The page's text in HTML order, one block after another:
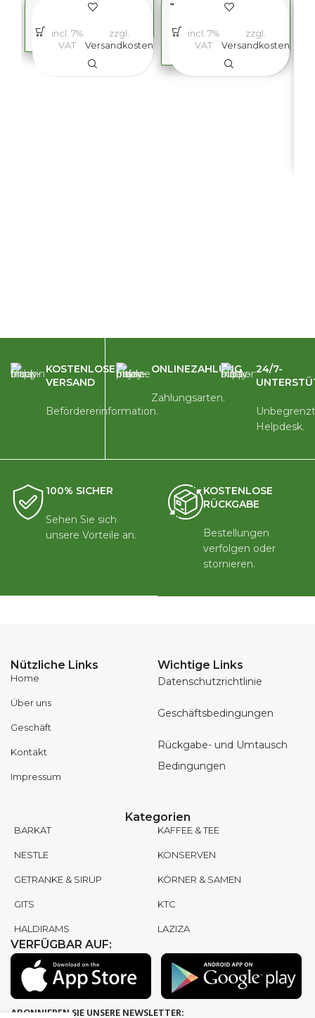
TRS URID DAL 500G
1,99
incl. 7%
VAT
zzgl.
Versandkosten
TRS URID DAL CHILKA
1,49€
incl. 7%
VAT
zzgl.
Versandkosten
KOSTENLOSER
VERSAND
Befördererinformation.
ONLINEZAHLUNG
Zahlungsarten.
24/7-
Helpdesk.
100% SICHER
Sehen Sie sich
unsere Vorteile an.
KOSTENLOSE
RÜCKGABE
Bestellungen
verfolgen oder
stornieren.
Nützliche Links
Home
Über uns
Geschäft
Kontakt
Impressum
Wichtige Links
Datenschutzrichtlinie
Geschäftsbedingungen
Rückgabe- und Umtausch
Bedingungen
Kategorien
BARKAT
NESTLE
GETRANKE & SIRUP
GITS
HALDIRAMS
KAFFEE & TEE
KONSERVEN
KÖRNER & SAMEN
KTC
LAZIZA
VERFÜGBAR AUF:
ABONNIEREN SIE UNSERE NEWSLETTER: